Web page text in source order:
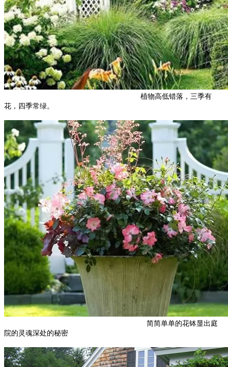
植物高低错落，三季有
花，四季常绿。
简简单单的花钵显出庭
院的灵魂深处的秘密